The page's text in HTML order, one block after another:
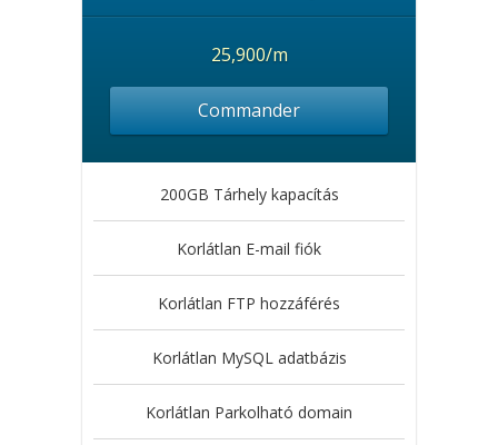
25,900/m
Commander
200GB Tárhely kapacítás
Korlátlan E-mail fiók
Korlátlan FTP hozzáférés
Korlátlan MySQL adatbázis
Korlátlan Parkolható domain